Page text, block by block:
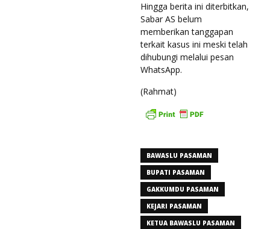
Hingga berita ini diterbitkan,
Sabar AS belum
memberikan tanggapan
terkait kasus ini meski telah
dihubungi melalui pesan
WhatsApp.
(Rahmat)
BAWASLU PASAMAN
BUPATI PASAMAN
GAKKUMDU PASAMAN
KEJARI PASAMAN
KETUA BAWASLU PASAMAN